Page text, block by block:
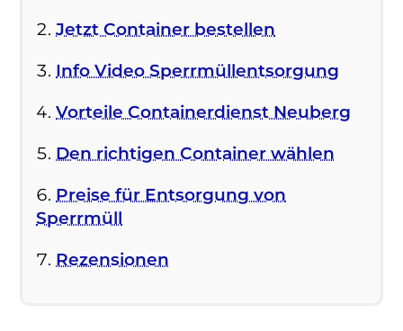
Jetzt Container bestellen
Info Video Sperrmüllentsorgung
Vorteile Containerdienst Neuberg
Den richtigen Container wählen
Preise für Entsorgung von
Sperrmüll
Rezensionen